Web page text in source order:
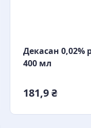
Декасан 0,02%
400 мл
181,9 ₴